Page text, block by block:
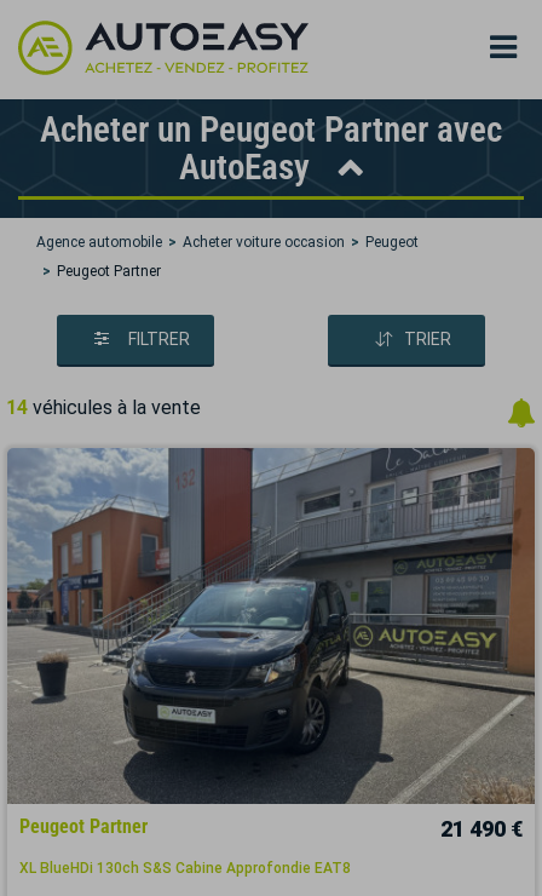
Acheter un Peugeot Partner avec
AutoEasy
Agence automobile Acheter voiture occasion
Peugeot
Peugeot Partner
FILTRER TRIER
14 véhicules à la vente
Peugeot Partner 21 490 €
XL BlueHDi 130ch S&S Cabine Approfondie EAT8